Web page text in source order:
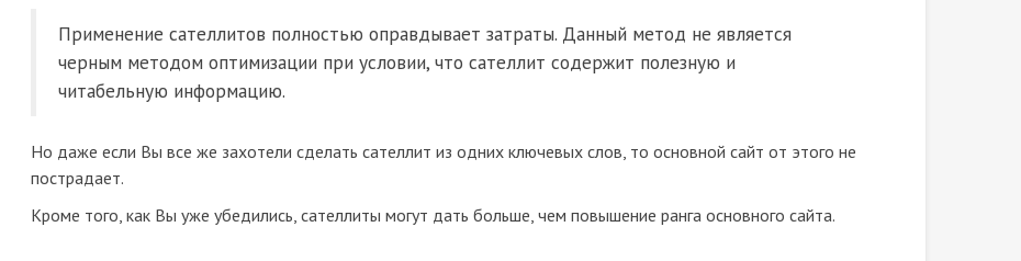
Применение сателлитов полностью оправдывает затраты. Данный метод не является
черным методом оптимизации при условии, что сателлит содержит полезную и
читабельную информацию.
Но даже если Вы все же захотели сделать сателлит из одних ключевых слов, то основной сайт от этого не
пострадает.
Кроме того, как Вы уже убедились, сателлиты могут дать больше, чем повышение ранга основного сайта.